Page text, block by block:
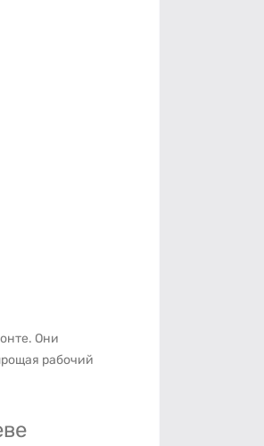
Они
рабочий